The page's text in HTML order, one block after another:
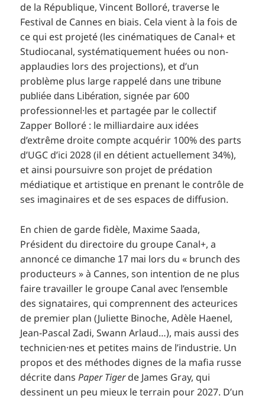
de la République, Vincent Bolloré, traverse le
Festival de Cannes en biais. Cela vient à la fois de
ce qui est projeté (les cinématiques de Canal+ et
Studiocanal, systématiquement huées ou non-
applaudies lors des projections), et d’un
problème plus large rappelé dans une tribune
publiée dans Libération, signée par 600
professionnel·les et partagée par le collectif
Zapper Bolloré : le milliardaire aux idées
d’extrême droite compte acquérir 100% des parts
d’UGC d’ici 2028 (il en détient actuellement 34%),
et ainsi poursuivre son projet de prédation
médiatique et artistique en prenant le contrôle de
ses imaginaires et de ses espaces de diffusion.
En chien de garde fidèle, Maxime Saada,
Président du directoire du groupe Canal+, a
annoncéce dimanche 17 mai lors du « brunch des
producteurs » à Cannes, son intention de ne plus
faire travailler le groupe Canal avec l’ensemble
des signataires, qui comprennent des acteurices
de premier plan (Juliette Binoche, Adèle Haenel,
Jean-Pascal Zadi, Swann Arlaud…), mais aussi des
technicien·nes et petites mains de l’industrie. Un
propos et des méthodes dignes de la mafia russe
décrite dansPaper Tigerde James Gray, qui
dessinent un peu mieux le terrain pour 2027. D’un